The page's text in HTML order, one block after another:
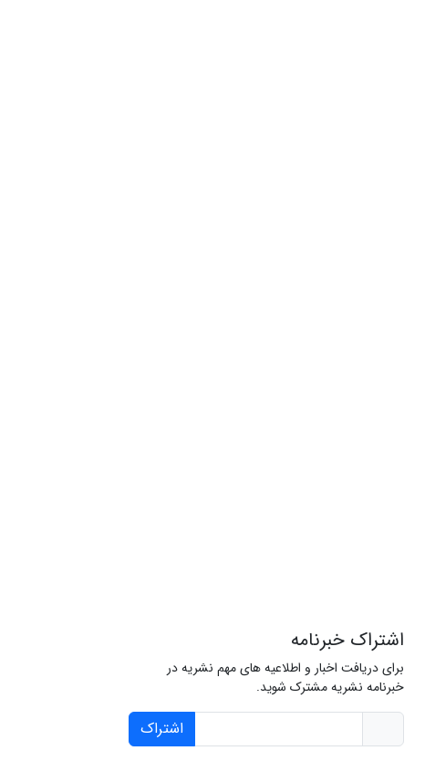
اشتراک خبرنامه
برای دریافت اخبار و اطلاعیه های مهم نشریه در
خبرنامه نشریه مشترک شوید.
اشتراک